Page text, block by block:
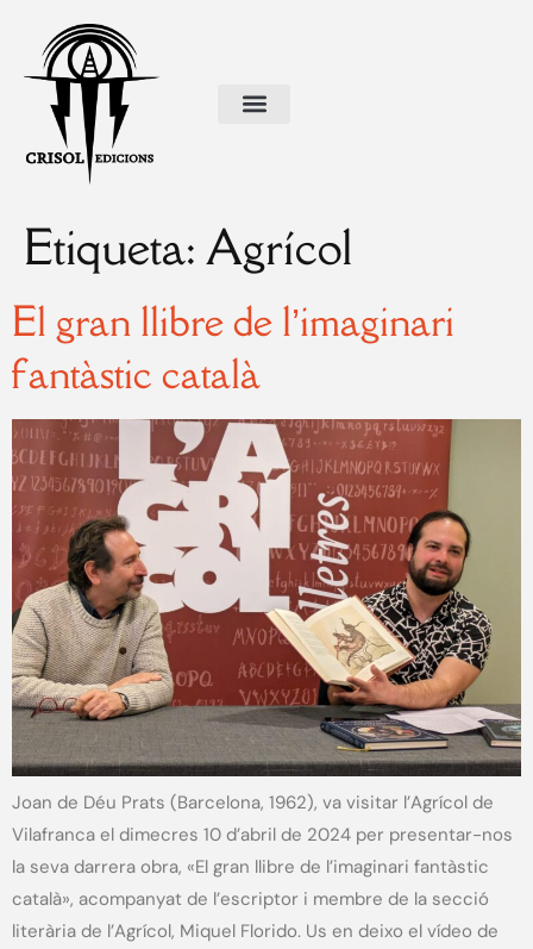
Etiqueta:Agrícol
El gran llibre de l’imaginari
fantàstic català
Joan de Déu Prats (Barcelona, 1962), va visitar l’Agrícol de
Vilafranca el dimecres 10 d’abril de 2024 per presentar-nos
la seva darrera obra, «El gran llibre de l’imaginari fantàstic
català», acompanyat de l’escriptor i membre de la secció
literària de l’Agrícol, Miquel Florido. Us en deixo el vídeo de